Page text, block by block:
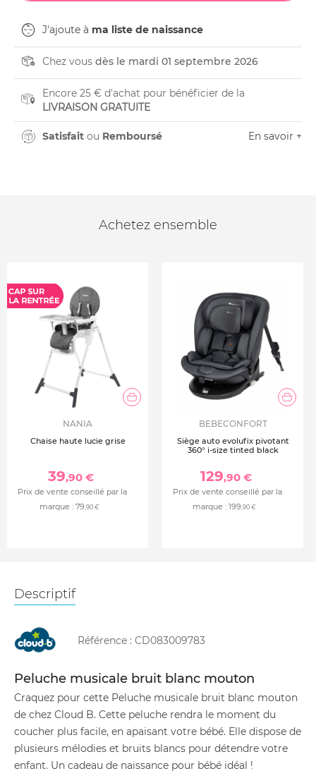
J'ajoute à ma liste de naissance
Chez vous dès le mardi 01 septembre 2026
Encore 25 € d'achat pour bénéficier de la
LIVRAISON GRATUITE
Satisfait ou Remboursé En savoir +
Achetez ensemble
NANIA
Chaise haute lucie grise
39,90 €
Prix de vente conseillé par la
marque : 79,90 €
BEBECONFORT
Siège auto evolufix pivotant
360° i-size tinted black
129,90 €
Prix de vente conseillé par la
marque : 199,90 €
Descriptif
Référence : CD083009783
Peluche musicale bruit blanc mouton
Craquez pour cette Peluche musicale bruit blanc mouton
de chez Cloud B. Cette peluche rendra le moment du
coucher plus facile, en apaisant votre bébé. Elle dispose de
plusieurs mélodies et bruits blancs pour détendre votre
enfant. Un cadeau de naissance pour bébé idéal !